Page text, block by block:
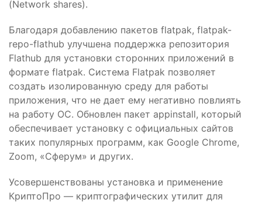
(Network shares).
Благодаря добавлению пакетов flatpak, flatpak-
repo-flathub улучшена поддержка репозитория
Flathub для установки сторонних приложений в
формате flatpak. Система Flatpak позволяет
создать изолированную среду для работы
приложения, что не дает ему негативно повлиять
на работу ОС. Обновлен пакет appinstall, который
обеспечивает установку с официальных сайтов
таких популярных программ, как Google Chrome,
Zoom, «Сферум» и других.
Усовершенствованы установка и применение
КриптоПро — криптографических утилит для